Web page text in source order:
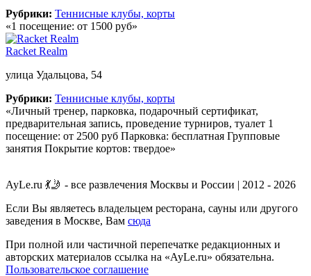
Рубрики: Теннисные клубы, корты
«1 посещение: от 1500 руб»
Racket Realm
улица Удальцова, 54
Рубрики: Теннисные клубы, корты
«Личный тренер, парковка, подарочный сертификат,
предварительная запись, проведение турниров, туалет 1
посещение: от 2500 руб Парковка: бесплатная Групповые
занятия Покрытие кортов: твердое»
AyLe.ru 💃🤳 - все развлечения Москвы и России | 2012 - 2026
Если Вы являетесь владельцем ресторана, сауны или другого
заведения в Москве, Вам сюда
При полной или частичной перепечатке редакционных и
авторских материалов ссылка на «AyLe.ru» обязательна.
Пользовательское соглашение